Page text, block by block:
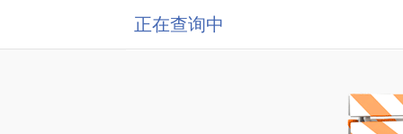
正在查询中